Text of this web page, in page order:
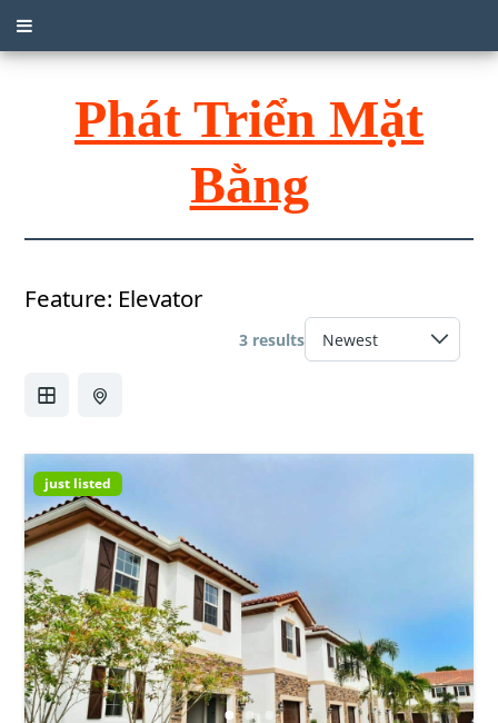
Phát Triển Mặt
Bằng
Feature: Elevator
3 results
just listed